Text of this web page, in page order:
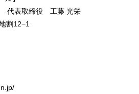
表取締役 工藤 光栄
割12−1